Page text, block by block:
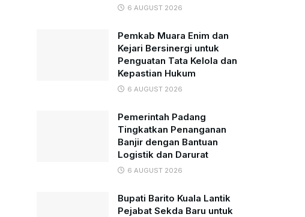
6 AUGUST 2026
Pemkab Muara Enim dan
Kejari Bersinergi untuk
Penguatan Tata Kelola dan
Kepastian Hukum
6 AUGUST 2026
Pemerintah Padang
Tingkatkan Penanganan
Banjir dengan Bantuan
Logistik dan Darurat
6 AUGUST 2026
Bupati Barito Kuala Lantik
Pejabat Sekda Baru untuk